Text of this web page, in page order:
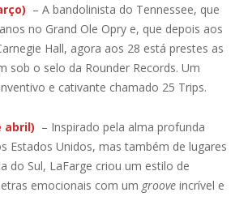
– A bandolinista do Tennessee, que
no Grand Ole Opry e, que depois aos
Hall, agora aos 28 está prestes as
sob o selo da Rounder Records. Um
e cativante chamado 25 Trips.
abril) – Inspirado pela alma profunda
Estados Unidos, mas também de lugares
do Sul, LaFarge criou um estilo de
emocionais com um groove incrível e